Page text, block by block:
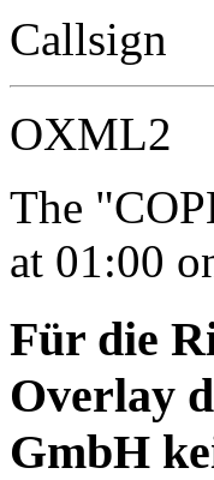
Callsign
OXML2
The
at 01:00
Für die
Overlay
GmbH